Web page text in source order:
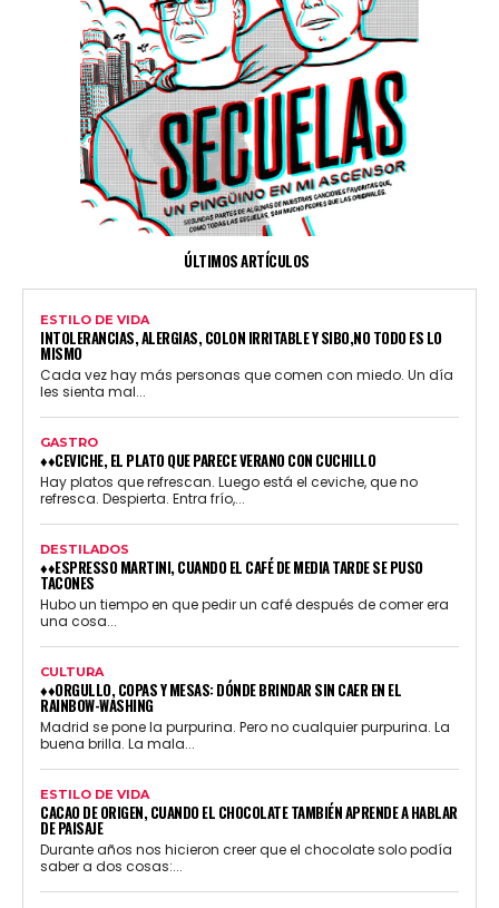
ÚLTIMOS ARTÍCULOS
ESTILO DE VIDA
INTOLERANCIAS, ALERGIAS, COLON IRRITABLE Y SIBO,NO TODO ES LO
MISMO
Cada vez hay más personas que comen con miedo. Un día
les sienta mal...
GASTRO
♦♦CEVICHE, EL PLATO QUE PARECE VERANO CON CUCHILLO
Hay platos que refrescan. Luego está el ceviche, que no
refresca. Despierta. Entra frío,...
DESTILADOS
♦♦ESPRESSO MARTINI, CUANDO EL CAFÉ DE MEDIA TARDE SE PUSO
TACONES
Hubo un tiempo en que pedir un café después de comer era
una cosa...
CULTURA
♦♦ORGULLO, COPAS Y MESAS: DÓNDE BRINDAR SIN CAER EN EL
RAINBOW-WASHING
Madrid se pone la purpurina. Pero no cualquier purpurina. La
buena brilla. La mala...
ESTILO DE VIDA
CACAO DE ORIGEN, CUANDO EL CHOCOLATE TAMBIÉN APRENDE A HABLAR
DE PAISAJE
Durante años nos hicieron creer que el chocolate solo podía
saber a dos cosas:...